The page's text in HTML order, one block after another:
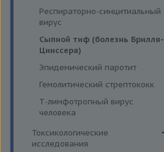
Респираторно-синцитиальный
вирус
Сыпной тиф (болезнь Брилля-
Цинссера)
Эпидемический паротит
Гемолитический стрептококк
Т-лимфотропный вирус
человека
Токсикологические
исследования